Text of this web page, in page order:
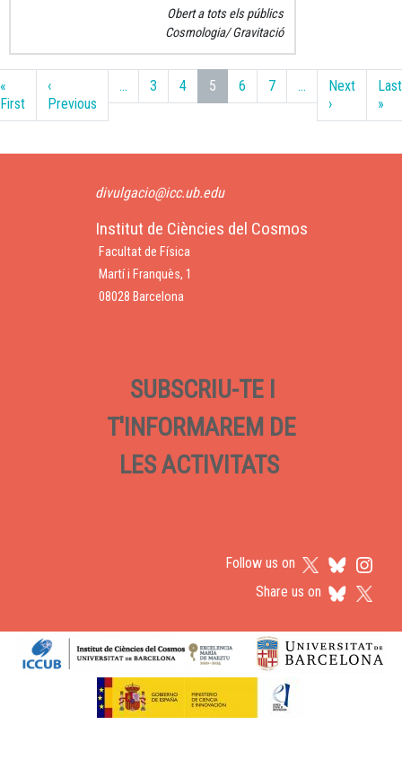
Obert a tots els públics
Cosmologia Gravitació
Paginació
«
FirstPrimera pàgina
‹
Previous Pàgina anterior
… 3 4 5 6 7 …
Next
›Pàgina
Last
»
divulgacio@icc.ub.edu
Institut de Ciències del Cosmos
Facultat de Física
Martí i Franquès, 1
08028 Barcelona
SUBSCRIU-TE I
T'INFORMAREM DE
LES ACTIVITATS
Follow us on
Share us on
Logos footer